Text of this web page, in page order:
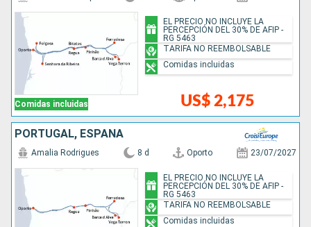
Comidas incluidas US$ 2,175
EL PRECIO NO INCLUYE LA
PERCEPCIÓN DEL 30% DE AFIP -
RG 5463
TARIFA NO REEMBOLSABLE
Comidas incluidas
PORTUGAL, ESPAÑA
Amalia Rodrigues 8 d Oporto 23/07/2027
EL PRECIO NO INCLUYE LA
PERCEPCIÓN DEL 30% DE AFIP -
RG 5463
TARIFA NO REEMBOLSABLE
Comidas incluidas